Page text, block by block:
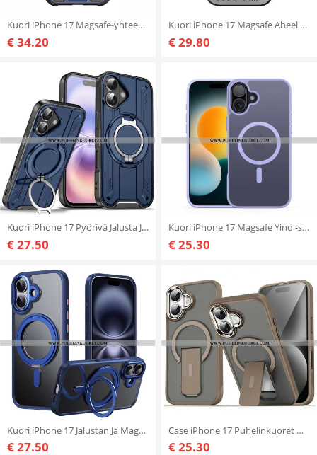
Kuori iPhone 17 Magsafe-yhteensopiva Erittäin Kestävä Suojakuori
€ 34.20
Kuori iPhone 17 Magsafe Abeel Suojakuori
€ 29.80
Kuori iPhone 17 Pyörivä Jalusta Ja Magsafe-yhteensopivuus
€ 27.50
Kuori iPhone 17 Magsafe Yind -sarja Dux Ducis
€ 25.30
Kuori iPhone 17 Jalustan Ja Magsafe-yhteensopivuus
€ 27.50
Case iPhone 17 Puhelinkuoret Magsafe-yhteensopiva Jalustan Kanssa
€ 25.30